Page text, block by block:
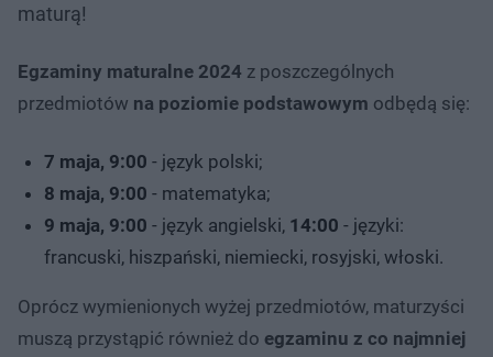
maturą!
Egzaminy maturalne 2024 z poszczególnych
przedmiotów na poziomie podstawowym odbędą się:
7 maja, 9:00 - język polski;
8 maja, 9:00 - matematyka;
9 maja, 9:00 - język angielski, 14:00 - języki:
francuski, hiszpański, niemiecki, rosyjski, włoski.
Oprócz wymienionych wyżej przedmiotów, maturzyści
muszą przystąpić również do egzaminu z co najmniej